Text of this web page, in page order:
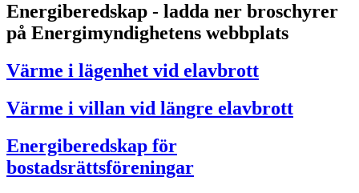
Energiberedskap - ladda ner broschyrer
på Energimyndighetens webbplats
Värme i lägenhet vid elavbrott
Värme i villan vid längre elavbrott
Energiberedskap för
bostadsrättsföreningar